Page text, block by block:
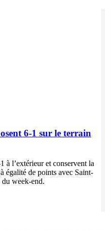
6-1 sur le terrain
à l’extérieur et conservent la
égalité de points avec Saint-
du week-end.